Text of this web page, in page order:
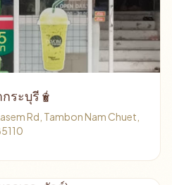
ระบุรี🧋
Rd, Tambon Nam Chuet,